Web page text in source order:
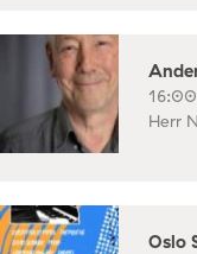
Herr
Oslo